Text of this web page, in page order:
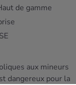
de gamme
aux mineurs
dangereux pour la